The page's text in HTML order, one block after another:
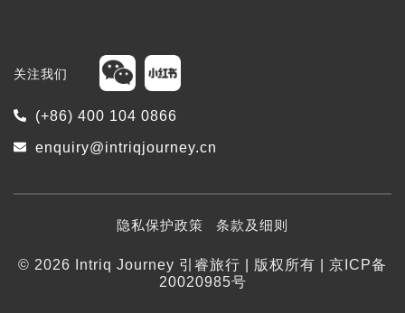
关注我们
(+86) 400 104 0866
enquiry@intriqjourney.cn
隐私保护政策 条款及细则
© 2026 Intriq Journey 引睿旅行 | 版权所有 | 京ICP备
20020985号